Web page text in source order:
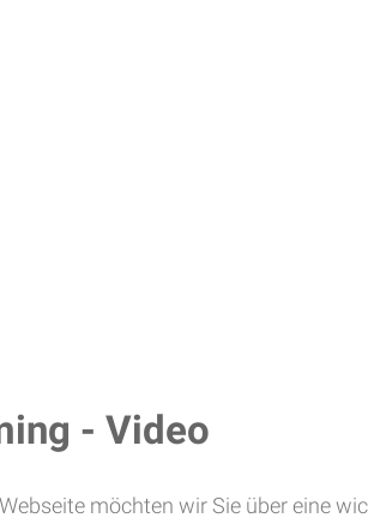
- Video
möchten wir Sie über eine